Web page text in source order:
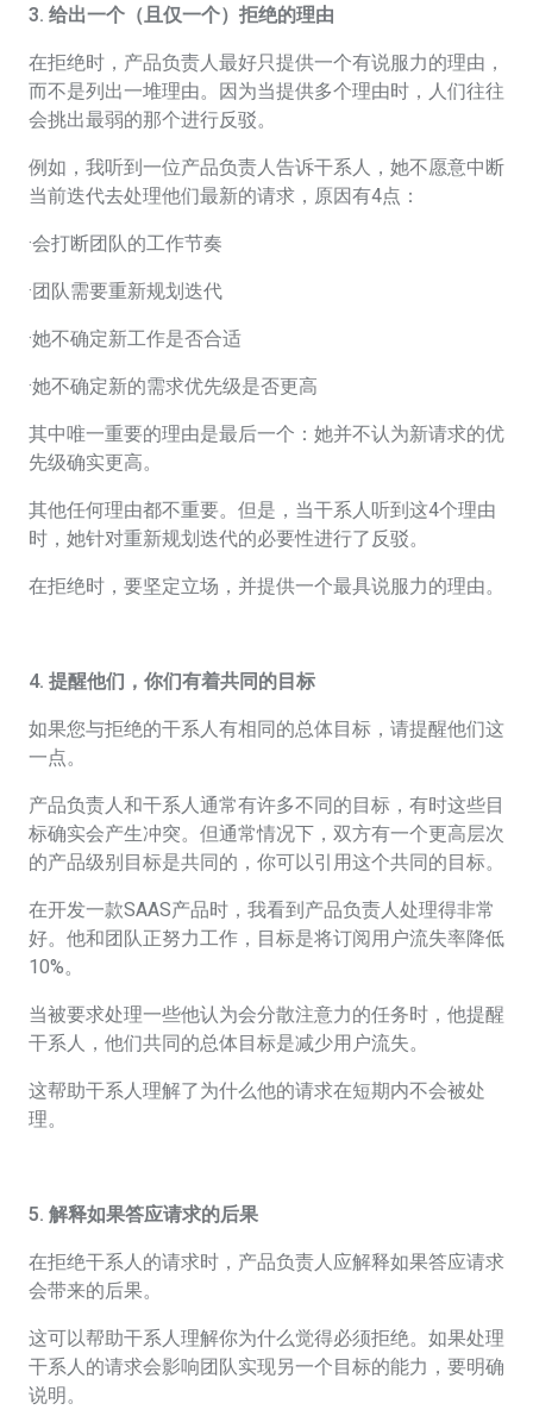
3. 给出一个（且仅一个）拒绝的理由
在拒绝时，产品负责人最好只提供一个有说服力的理由，
而不是列出一堆理由。因为当提供多个理由时，人们往往
会挑出最弱的那个进行反驳。
例如，我听到一位产品负责人告诉干系人，她不愿意中断
当前迭代去处理他们最新的请求，原因有4点：
·会打断团队的工作节奏
·团队需要重新规划迭代
·她不确定新工作是否合适
·她不确定新的需求优先级是否更高
其中唯一重要的理由是最后一个：她并不认为新请求的优
先级确实更高。
其他任何理由都不重要。但是，当干系人听到这4个理由
时，她针对重新规划迭代的必要性进行了反驳。
在拒绝时，要坚定立场，并提供一个最具说服力的理由。
4. 提醒他们，你们有着共同的目标
如果您与拒绝的干系人有相同的总体目标，请提醒他们这
一点。
产品负责人和干系人通常有许多不同的目标，有时这些目
标确实会产生冲突。但通常情况下，双方有一个更高层次
的产品级别目标是共同的，你可以引用这个共同的目标。
在开发一款SAAS产品时，我看到产品负责人处理得非常
好。他和团队正努力工作，目标是将订阅用户流失率降低
10%。
当被要求处理一些他认为会分散注意力的任务时，他提醒
干系人，他们共同的总体目标是减少用户流失。
这帮助干系人理解了为什么他的请求在短期内不会被处
理。
5. 解释如果答应请求的后果
在拒绝干系人的请求时，产品负责人应解释如果答应请求
会带来的后果。
这可以帮助干系人理解你为什么觉得必须拒绝。如果处理
干系人的请求会影响团队实现另一个目标的能力，要明确
说明。